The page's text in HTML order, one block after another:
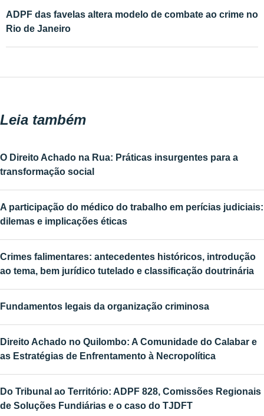
ADPF das favelas altera modelo de combate ao crime no
Rio de Janeiro
Leia também
O Direito Achado na Rua: Práticas insurgentes para a
transformação social
A participação do médico do trabalho em perícias judiciais:
dilemas e implicações éticas
Crimes falimentares: antecedentes históricos, introdução
ao tema, bem jurídico tutelado e classificação doutrinária
Fundamentos legais da organização criminosa
Direito Achado no Quilombo: A Comunidade do Calabar e
as Estratégias de Enfrentamento à Necropolítica
Do Tribunal ao Território: ADPF 828, Comissões Regionais
de Soluções Fundiárias e o caso do TJDFT